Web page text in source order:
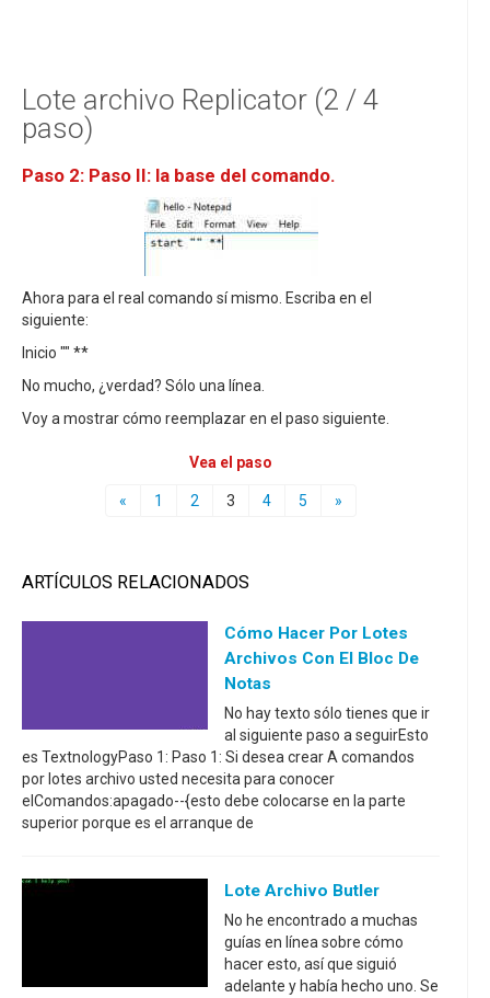
Lote archivo Replicator (2 / 4
paso)
Paso 2: Paso II: la base del comando.
Ahora para el real comando sí mismo. Escriba en el
siguiente:
Inicio "" **
No mucho, ¿verdad? Sólo una línea.
Voy a mostrar cómo reemplazar en el paso siguiente.
Vea el paso
« 1 2 3 4 5 »
ARTÍCULOS RELACIONADOS
Cómo Hacer Por Lotes
Archivos Con El Bloc De
Notas
No hay texto sólo tienes que ir
al siguiente paso a seguirEsto
es TextnologyPaso 1: Paso 1: Si desea crear A comandos
por lotes archivo usted necesita para conocer
elComandos:apagado--{esto debe colocarse en la parte
superior porque es el arranque de
Lote Archivo Butler
No he encontrado a muchas
guías en línea sobre cómo
hacer esto, así que siguió
adelante y había hecho uno. Se